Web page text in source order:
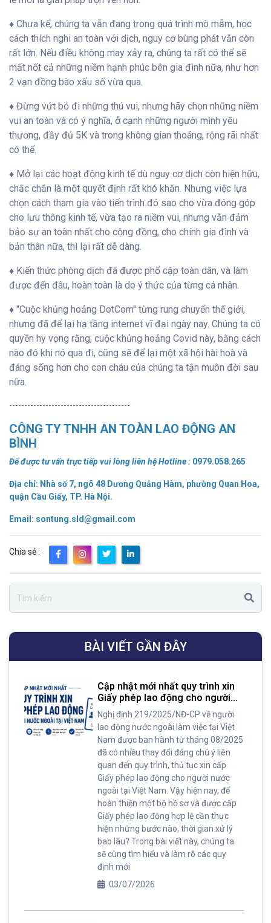
♦ Chưa kể, chúng ta vẫn đang trong quá trình mò mẫm, học
cách thích nghi an toàn với dịch, nguy cơ bùng phát vẫn còn
rất lớn. Nếu điều không may xảy ra, chúng ta rất có thể sẽ
mất nốt cả những niềm hạnh phúc bên gia đình nữa, như hơn
2 vạn đồng bào xấu số vừa qua.
♦ Đừng vứt bỏ đi những thú vui, nhưng hãy chọn những niềm
vui an toàn và có ý nghĩa, ở cạnh những người mình yêu
thương, đầy đủ 5K và trong không gian thoáng, rộng rãi nhất
có thể.
♦ Mở lại các hoạt động kinh tế dù nguy cơ dịch còn hiện hữu,
chắc chắn là một quyết định rất khó khăn. Nhưng việc lựa
chọn cách tham gia vào tiến trình đó sao cho vừa đóng góp
cho lưu thông kinh tế, vừa tạo ra niềm vui, nhưng vẫn đảm
bảo sự an toàn nhất cho cộng đồng, cho chính gia đình và
bản thân nữa, thì lại rất dễ dàng.
♦ Kiến thức phòng dịch đã được phổ cập toàn dân, và làm
được đến đâu, hoàn toàn là do ý thức của từng cá nhân.
♦ "Cuộc khủng hoảng DotCom" từng rung chuyển thế giới,
nhưng đã để lại hạ tầng internet vĩ đại ngày nay. Chúng ta có
quyền hy vọng rằng, cuộc khủng hoảng Covid này, bằng cách
nào đó khi nó qua đi, cũng sẽ để lại một xã hội hài hoà và
đáng sống hơn cho con cháu của chúng ta tận muôn đời sau
nữa.
----------------------------------------
CÔNG TY TNHH AN TOÀN LAO ĐỘNG AN
BÌNH
Để được tư vấn trực tiếp vui lòng liên hệ Hotline : 0979.058.265
Địa chỉ: Nhà số 7, ngõ 48 Dương Quảng Hàm, phường Quan Hoa,
quận Cầu Giấy, TP. Hà Nội.
Email: sontung.sld@gmail.com
Chia sẻ :
BÀI VIẾT GẦN ĐÂY
Cập nhật mới nhất quy trình xin
Giấy phép lao động cho người
nước ngoài tại Việt Nam
Nghị định 219/2025/NĐ-CP về người
lao động nước ngoài làm việc tại Việt
Nam được ban hành từ tháng 08/2025
đã có nhiều thay đổi đáng chú ý liên
quan đến quy trình, thủ tục xin cấp
Giấy phép lao động cho người nước
ngoài tại Việt Nam. Vậy hiện nay, để
hoàn thiện một bộ hồ sơ và được cấp
Giấy phép lao động hợp lệ cần thực
hiện những bước nào, thời gian xử lý
bao lâu? Trong bài viết này, chúng ta
sẽ cùng tìm hiểu và làm rõ các quy
định mới
03/07/2026